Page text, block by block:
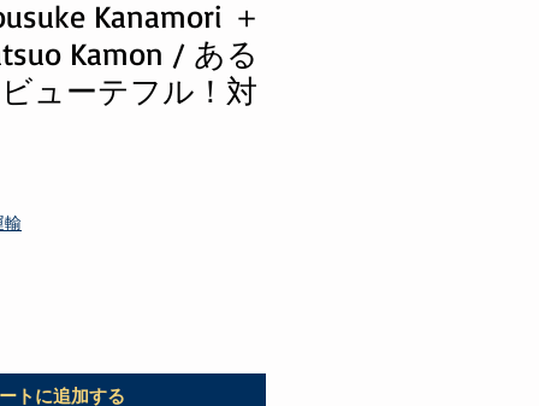
Kanamori ＋
Kamon / ある
ューテフル！対
輸
トに追加する